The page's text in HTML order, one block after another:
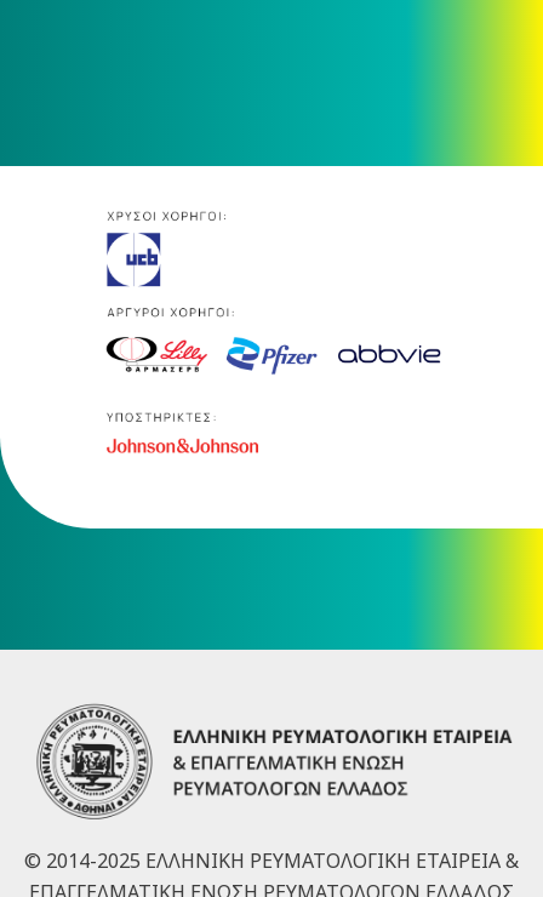
© 2014-2025 ΕΛΛΗΝΙΚΗ ΡΕΥΜΑΤΟΛΟΓΙΚΗ ΕΤΑΙΡΕΙΑ &
ΕΠΑΓΓΕΛΜΑΤΙΚΗ ΕΝΩΣΗ ΡΕΥΜΑΤΟΛΟΓΩΝ ΕΛΛΑΔΟΣ